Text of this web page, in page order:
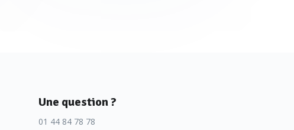
Une question ?
01 44 84 78 78